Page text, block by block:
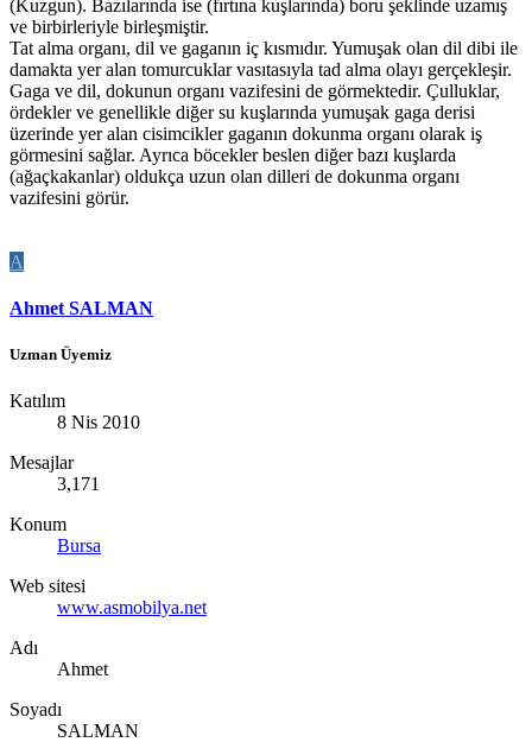
(Kuzgun). Bazılarında ise (fırtına kuşlarında) boru şeklinde uzamış
ve birbirleriyle birleşmiştir.
Tat alma organı, dil ve gaganın iç kısmıdır. Yumuşak olan dil dibi ile
damakta yer alan tomurcuklar vasıtasıyla tad alma olayı gerçekleşir.
Gaga ve dil, dokunun organı vazifesini de görmektedir. Çulluklar,
ördekler ve genellikle diğer su kuşlarında yumuşak gaga derisi
üzerinde yer alan cisimcikler gaganın dokunma organı olarak iş
görmesini sağlar. Ayrıca böcekler beslen diğer bazı kuşlarda
(ağaçkakanlar) oldukça uzun olan dilleri de dokunma organı
vazifesini görür.
A
Ahmet SALMAN
Uzman Üyemiz
Katılım
8 Nis 2010
Mesajlar
3,171
Konum
Bursa
Web sitesi
www.asmobilya.net
Adı
Ahmet
Soyadı
SALMAN